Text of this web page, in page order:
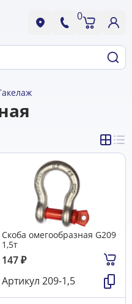
0
Скоба омегообразная G209
1,5т
147₽
Артикул 209-1,5